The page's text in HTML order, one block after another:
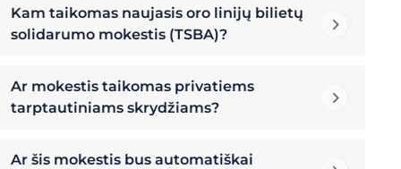
Kam taikomas naujasis oro linijų bilietų
solidarumo mokestis (TSBA)?
Ar mokestis taikomas privatiems
tarptautiniams skrydžiams?
Ar šis mokestis bus automatiškai